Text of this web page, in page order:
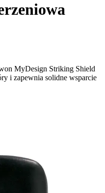
MyDesign Striking Shield
i zapewnia solidne wsparcie